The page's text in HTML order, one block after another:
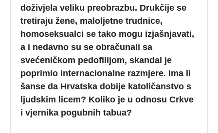
doživjela veliku preobrazbu. Drukčije se
tretiraju žene, maloljetne trudnice,
homoseksualci se tako mogu izjašnjavati,
a i nedavno su se obračunali sa
svećeničkom pedofilijom, skandal je
poprimio internacionalne razmjere. Ima li
šanse da Hrvatska dobije katoličanstvo s
ljudskim licem? Koliko je u odnosu Crkve
i vjernika pogubnih tabua?